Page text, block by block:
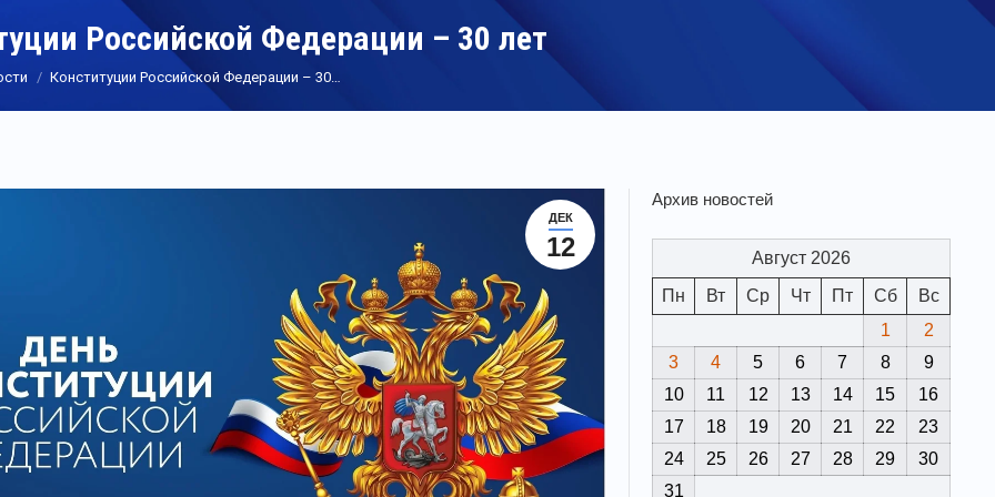
Российской Федерации – 30 лет
Конституции Российской Федерации – 30…
ДЕК
12
Архив новостей
Август 2026
Пн
Вт Ср Чт Пт Сб
Вс
1
2
3
4 5 6 7 8
9
10
11 12 13 14 15
16
17
18 19 20 21 22
23
24
25 26 27 28 29
30
31